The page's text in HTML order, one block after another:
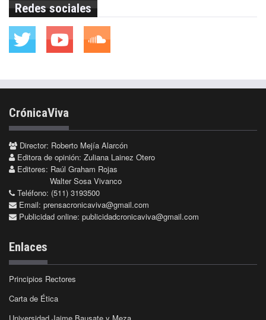
Redes sociales
CrónicaViva
Director: Roberto Mejía Alarcón
Editora de opinión: Zuliana Lainez Otero
Editores: Raúl Graham Rojas
Walter Sosa Vivanco
Teléfono: (511) 3193500
Email: prensacronicaviva@gmail.com
Publicidad online: publicidadcronicaviva@gmail.com
Enlaces
Principios Rectores
Carta de Ética